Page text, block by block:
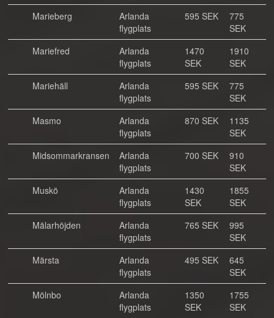
Marieberg
Arlanda
flygplats
595 SEK
775
SEK
Mariefred
Arlanda
flygplats
1470
SEK
1910
SEK
Mariehäll
Arlanda
flygplats
595 SEK
775
SEK
Masmo
Arlanda
flygplats
870 SEK
1135
SEK
Midsommarkransen
Arlanda
flygplats
700 SEK
910
SEK
Muskö
Arlanda
flygplats
1430
SEK
1855
SEK
Mälarhöjden
Arlanda
flygplats
765 SEK
995
SEK
Märsta
Arlanda
flygplats
495 SEK
645
SEK
Mölnbo
Arlanda
flygplats
1350
SEK
1755
SEK